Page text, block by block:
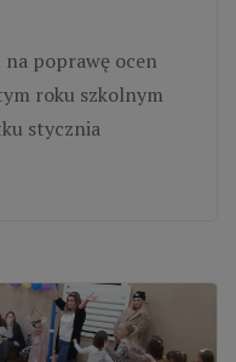
poprawę ocen
roku szkolnym
stycznia